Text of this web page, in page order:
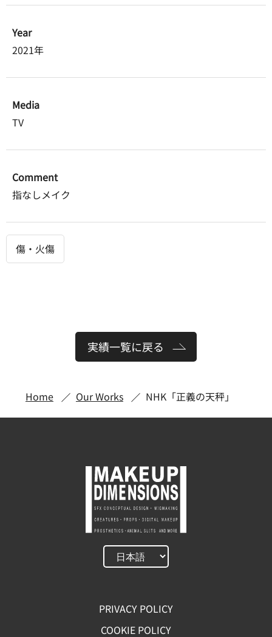
Year
2021年
Media
TV
Comment
指なしメイク
傷・火傷
実績一覧に戻る
Home Our Works NHK「正義の天秤」
PRIVACY POLICY
COOKIE POLICY